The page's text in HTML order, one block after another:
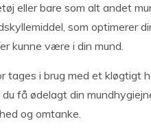
eller bare som alt andet
som optimerer
kunne være i din mund.
tages i brug med et kløgtigt
få ødelagt din
og omtanke.